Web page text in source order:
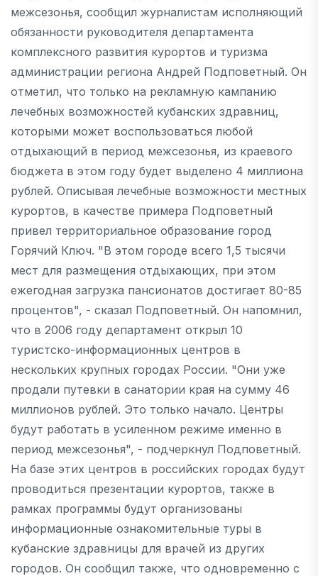
межсезонья, сообщил журналистам исполняющий
обязанности руководителя департамента
комплексного развития курортов и туризма
администрации региона Андрей Подповетный. Он
отметил, что только на рекламную кампанию
лечебных возможностей кубанских здравниц,
которыми может воспользоваться любой
отдыхающий в период межсезонья, из краевого
бюджета в этом году будет выделено 4 миллиона
рублей. Описывая лечебные возможности местных
курортов, в качестве примера Подповетный
привел территориальное образование город
Горячий Ключ. "В этом городе всего 1,5 тысячи
мест для размещения отдыхающих, при этом
ежегодная загрузка пансионатов достигает 80-85
процентов", - сказал Подповетный. Он напомнил,
что в 2006 году департамент открыл 10
туристско-информационных центров в
нескольких крупных городах России. "Они уже
продали путевки в санатории края на сумму 46
миллионов рублей. Это только начало. Центры
будут работать в усиленном режиме именно в
период межсезонья", - подчеркнул Подповетный.
На базе этих центров в российских городах будут
проводиться презентации курортов, также в
рамках программы будут организованы
информационные ознакомительные туры в
кубанские здравницы для врачей из других
городов. Он сообщил также, что одновременно с